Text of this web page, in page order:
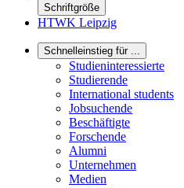
Schriftgröße
HTWK Leipzig
Schnelleinstieg für ...
Studieninteressierte
Studierende
International students
Jobsuchende
Beschäftigte
Forschende
Alumni
Unternehmen
Medien